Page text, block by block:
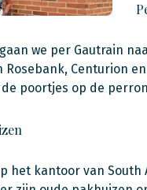
we per Gautrain
Rosebank, Centurion
poortjes op de
het kantoor van South